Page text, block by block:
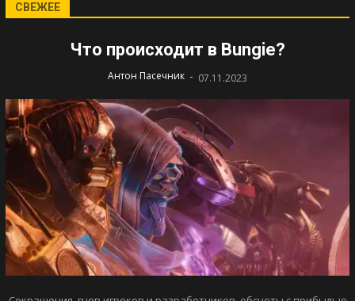
СВЕЖЕЕ
Что происходит в Bungie?
Антон Пасечник - 07.11.2023